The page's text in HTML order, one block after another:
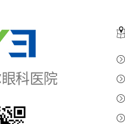
科医院